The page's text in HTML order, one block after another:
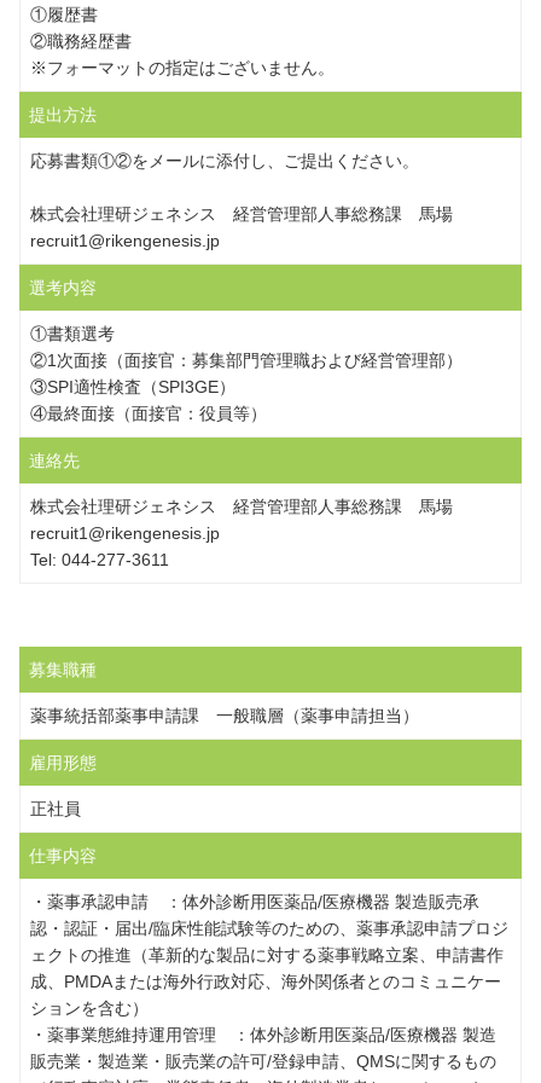
①履歴書
②職務経歴書
※フォーマットの指定はございません。
提出方法
応募書類①②をメールに添付し、ご提出ください。
株式会社理研ジェネシス 経営管理部人事総務課 馬場
recruit1@rikengenesis.jp
選考内容
①書類選考
②1次面接（面接官：募集部門管理職および経営管理部）
③SPI適性検査（SPI3GE）
④最終面接（面接官：役員等）
連絡先
株式会社理研ジェネシス 経営管理部人事総務課 馬場
recruit1@rikengenesis.jp
Tel: 044-277-3611
募集職種
薬事統括部薬事申請課 一般職層（薬事申請担当）
雇用形態
正社員
仕事内容
・薬事承認申請 ：体外診断用医薬品/医療機器 製造販売承
認・認証・届出/臨床性能試験等のための、薬事承認申請プロジ
ェクトの推進（革新的な製品に対する薬事戦略立案、申請書作
成、PMDAまたは海外行政対応、海外関係者とのコミュニケー
ションを含む）
・薬事業態維持運用管理 ：体外診断用医薬品/医療機器 製造
販売業・製造業・販売業の許可/登録申請、QMSに関するもの